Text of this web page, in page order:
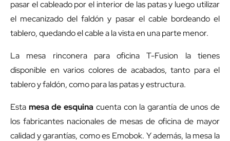
pasar el cableado por el interior de las patas y luego utilizar
el mecanizado del faldón y pasar el cable bordeando el
tablero, quedando el cable a la vista en una parte menor.
La mesa rinconera para oficina T-Fusion la tienes
disponible en varios colores de acabados, tanto para el
tablero y faldón, como para las patas y estructura.
Esta mesa de esquina cuenta con la garantía de unos de
los fabricantes nacionales de mesas de oficina de mayor
calidad y garantías, como es Emobok. Y además, la mesa la